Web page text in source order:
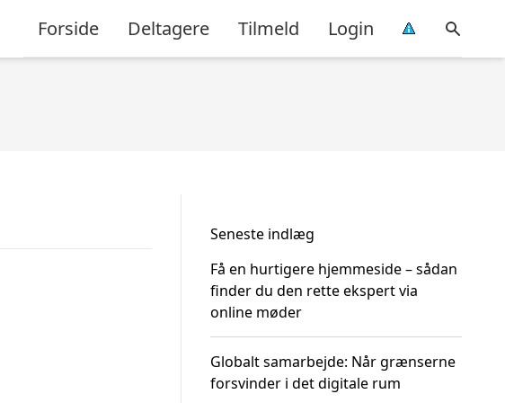
Forside Deltagere Tilmeld Login
Seneste indlæg
Få en hurtigere hjemmeside – sådan
finder du den rette ekspert via
online møder
Globalt samarbejde: Når grænserne
forsvinder i det digitale rum